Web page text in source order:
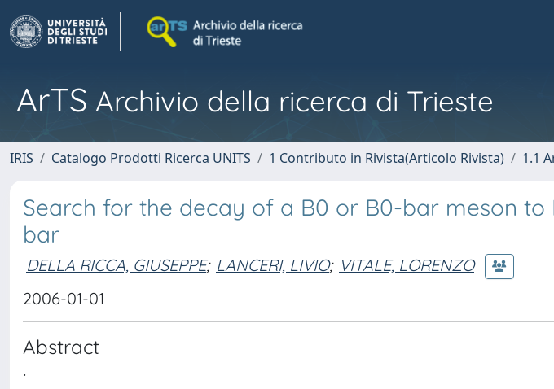
ArTS Archivio della ricerca di Trieste
IRIS Catalogo Prodotti Ricerca UNITS 1 Contributo in Rivista(Articolo Rivista) 1.1
Search for the decay of a B0 or B0-bar meson
bar
DELLA RICCA, GIUSEPPE; LANCERI, LIVIO; VITALE, LORENZO
2006-01-01
Abstract
.